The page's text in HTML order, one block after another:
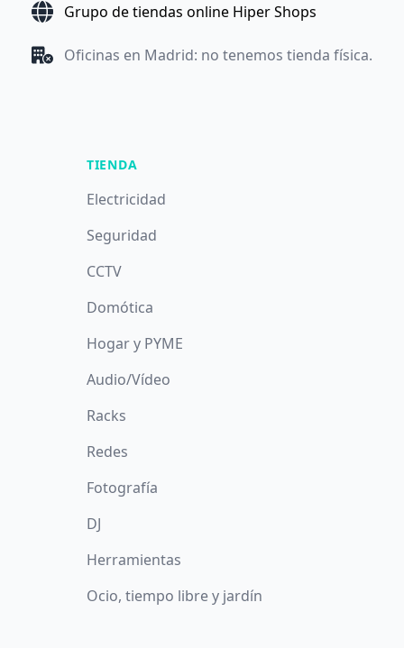
Grupo de tiendas online Hiper Shops
Oficinas en Madrid: no tenemos tienda física.
TIENDA
Electricidad
Seguridad
CCTV
Domótica
Hogar y PYME
Audio/Vídeo
Racks
Redes
Fotografía
DJ
Herramientas
Ocio, tiempo libre y jardín